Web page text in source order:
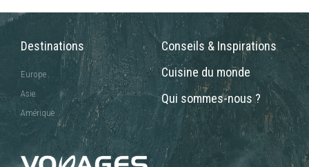
Destinations
Europe
Asie
Amérique
Conseils & Inspirations
Cuisine du monde
Qui sommes-nous ?